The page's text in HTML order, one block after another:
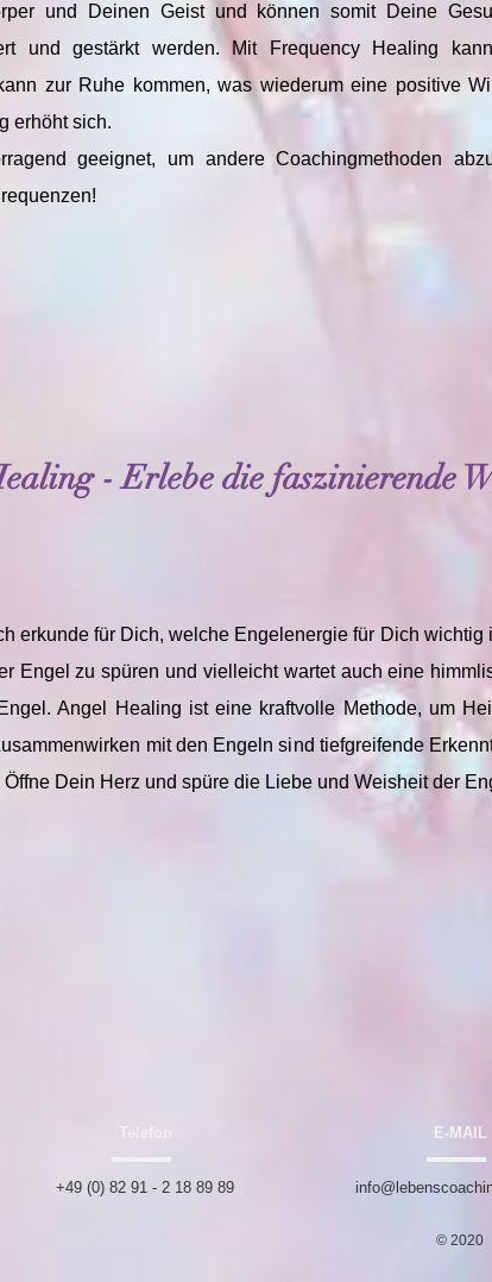
und Deinen Geist und können somit Deine
und gestärkt werden. Mit Frequency Healing
zur Ruhe kommen, was wiederum eine positive
erhöht sich.
geeignet, um andere Coachingmethoden
- Erlebe die faszinierende
erkunde für Dich, welche Engelenergie für Dich
Engel zu spüren und vielleicht wartet auch eine
Angel Healing ist eine kraftvolle Methode, um
mit den Engeln sind tiefgreifende
Dein Herz und spüre die Liebe und Weisheit der
+49 (0) 82 91 - 2 18 89 89
E-MAIL
© 2020